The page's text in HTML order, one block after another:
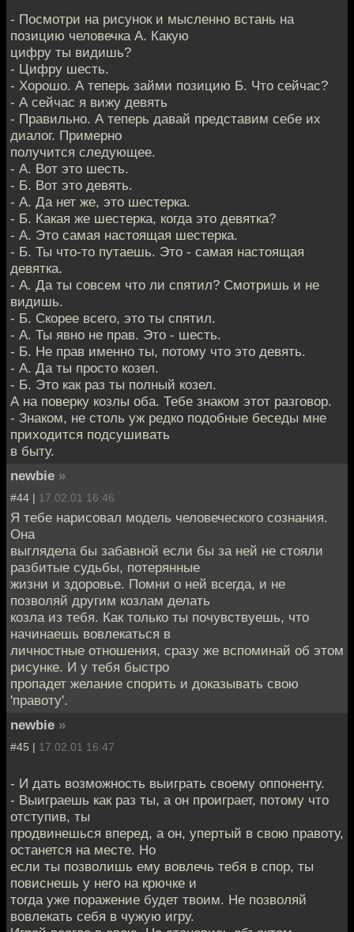
- Посмотри на рисунок и мысленно встань на
позицию человечка А. Какую
цифру ты видишь?
- Цифру шесть.
- Хорошо. А теперь займи позицию Б. Что сейчас?
- А сейчас я вижу девять
- Правильно. А теперь давай представим себе их
диалог. Примерно
получится следующее.
- А. Вот это шесть.
- Б. Вот это девять.
- А. Да нет же, это шестерка.
- Б. Какая же шестерка, когда это девятка?
- А. Это самая настоящая шестерка.
- Б. Ты что-то путаешь. Это - самая настоящая
девятка.
- А. Да ты совсем что ли спятил? Смотришь и не
видишь.
- Б. Скорее всего, это ты спятил.
- А. Ты явно не прав. Это - шесть.
- Б. Не прав именно ты, потому что это девять.
- А. Да ты просто козел.
- Б. Это как раз ты полный козел.
А на поверку козлы оба. Тебе знаком этот разговор.
- Знаком, не столь уж редко подобные беседы мне
приходится подсушивать
в быту.
newbie »
#44 | 17.02.01 16:46
Я тебе нарисовал модель человеческого сознания.
Она
выглядела бы забавной если бы за ней не стояли
разбитые судьбы, потерянные
жизни и здоровье. Помни о ней всегда, и не
позволяй другим козлам делать
козла из тебя. Как только ты почувствуешь, что
начинаешь вовлекаться в
личностные отношения, сразу же вспоминай об этом
рисунке. И у тебя быстро
пропадет желание спорить и доказывать свою
'правоту'.
newbie »
#45 | 17.02.01 16:47
- И дать возможность выиграть своему оппоненту.
- Выиграешь как раз ты, а он проиграет, потому что
отступив, ты
продвинешься вперед, а он, упертый в свою правоту,
останется на месте. Но
если ты позволишь ему вовлечь тебя в спор, ты
повиснешь у него на крючке и
тогда уже поражение будет твоим. Не позволяй
вовлекать себя в чужую игру.